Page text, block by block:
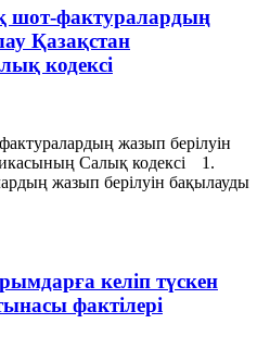
шот-фактуралардың
Қазақстан
кодексі
жазып берілуін
Салық кодексі 1.
жазып берілуін бақылауды
келіп түскен
фактілері